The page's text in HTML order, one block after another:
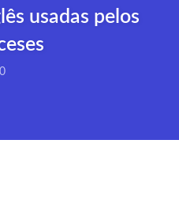
usadas pelos
0COMMENTS